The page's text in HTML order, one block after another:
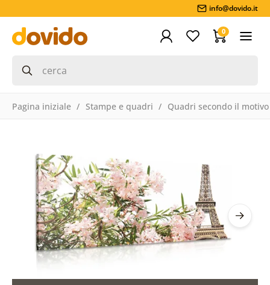
info@dovido.it
0
Pagina iniziale Stampe e quadri Quadri secondo il motivo